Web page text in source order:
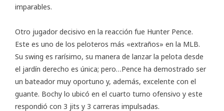
imparables.
Otro jugador decisivo en la reacción fue Hunter Pence.
Este es uno de los peloteros más «extraños» en la MLB.
Su swing es rarísimo, su manera de lanzar la pelota desde
el jardín derecho es única; pero…Pence ha demostrado ser
un bateador muy oportuno y, además, excelente con el
guante. Bochy lo ubicó en el cuarto turno ofensivo y este
respondió con 3 jits y 3 carreras impulsadas.